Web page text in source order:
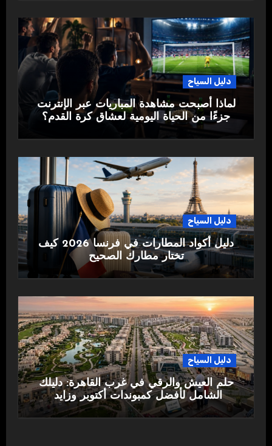
دليل السياح
لماذا أصبحت مشاهدة المباريات عبر الإنترنت
جزءًا من الحياة اليومية لعشاق كرة القدم؟
دليل السياح
دليل أكواد المطارات في فرنسا 2026 كيف
تختار مطارك الصحيح
دليل السياح
حلم العيش والرقي في غرب القاهرة: دليلك
الشامل لأفضل كمبوندات أكتوبر وزايد